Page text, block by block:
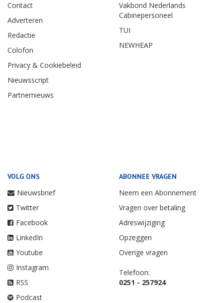
Contact
Adverteren
Redactie
Colofon
Privacy & Cookiebeleid
Nieuwsscript
Partnernieuws
Vakbond Nederlands
Cabinepersoneel
TUI
NEWHEAP
VOLG ONS
Nieuwsbrief
Twitter
Facebook
LinkedIn
Youtube
Instagram
RSS
Podcast
ABONNEE VRAGEN
Neem een Abonnement
Vragen over betaling
Adreswijziging
Opzeggen
Overige vragen
Telefoon:
0251 - 257924